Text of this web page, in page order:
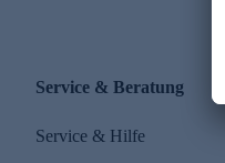
Service & Beratung
Service & Hilfe